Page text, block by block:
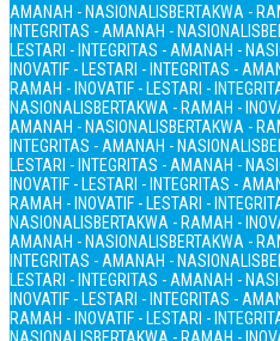
AMANAH - NASIONALISBERTAKWA -
INTEGRITAS - AMANAH - NASIONALIS
LESTARI - INTEGRITAS - AMANAH -
INOVATIF - LESTARI - INTEGRITAS -
RAMAH - INOVATIF - LESTARI -
NASIONALISBERTAKWA - RAMAH -
AMANAH - NASIONALISBERTAKWA -
INTEGRITAS - AMANAH - NASIONALIS
LESTARI - INTEGRITAS - AMANAH -
INOVATIF - LESTARI - INTEGRITAS -
RAMAH - INOVATIF - LESTARI -
NASIONALISBERTAKWA - RAMAH -
AMANAH - NASIONALISBERTAKWA -
INTEGRITAS - AMANAH - NASIONALIS
LESTARI - INTEGRITAS - AMANAH -
INOVATIF - LESTARI - INTEGRITAS -
RAMAH - INOVATIF - LESTARI -